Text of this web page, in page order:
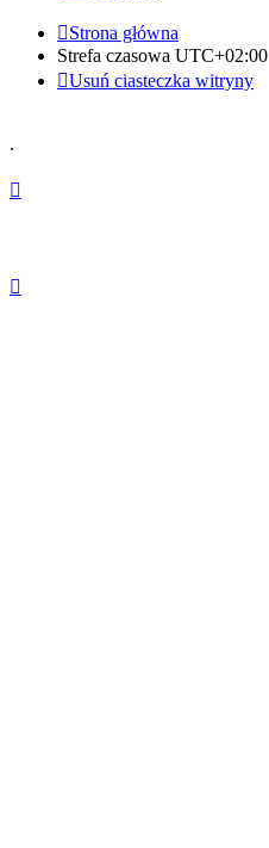
Strona główna
Strefa czasowa UTC+02:00
Usuń ciasteczka witryny
.